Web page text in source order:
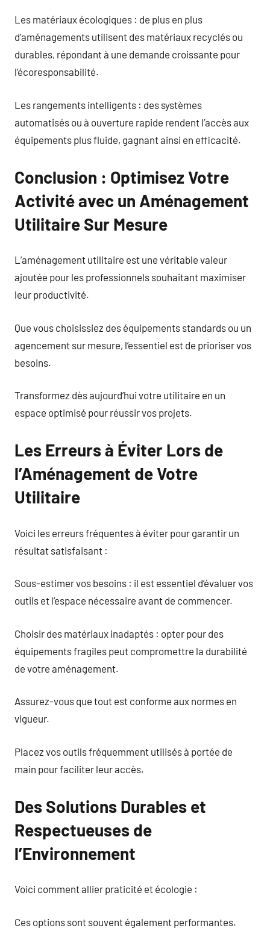
Les matériaux écologiques : de plus en plus
d’aménagements utilisent des matériaux recyclés ou
durables, répondant à une demande croissante pour
l’écoresponsabilité.
Les rangements intelligents : des systèmes
automatisés ou à ouverture rapide rendent l’accès aux
équipements plus fluide, gagnant ainsi en efficacité.
Conclusion : Optimisez Votre
Activité avec un Aménagement
Utilitaire Sur Mesure
L’aménagement utilitaire est une véritable valeur
ajoutée pour les professionnels souhaitant maximiser
leur productivité.
Que vous choisissiez des équipements standards ou un
agencement sur mesure, l’essentiel est de prioriser vos
besoins.
Transformez dès aujourd’hui votre utilitaire en un
espace optimisé pour réussir vos projets.
Les Erreurs à Éviter Lors de
l’Aménagement de Votre
Utilitaire
Voici les erreurs fréquentes à éviter pour garantir un
résultat satisfaisant :
Sous-estimer vos besoins : il est essentiel d’évaluer vos
outils et l’espace nécessaire avant de commencer.
Choisir des matériaux inadaptés : opter pour des
équipements fragiles peut compromettre la durabilité
de votre aménagement.
Assurez-vous que tout est conforme aux normes en
vigueur.
Placez vos outils fréquemment utilisés à portée de
main pour faciliter leur accès.
Des Solutions Durables et
Respectueuses de
l’Environnement
Voici comment allier praticité et écologie :
Ces options sont souvent également performantes.